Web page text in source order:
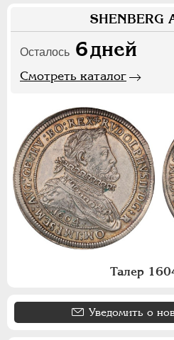
SHENBERG
Осталось 6дней
Смотреть каталог
Талер
Уведомить о